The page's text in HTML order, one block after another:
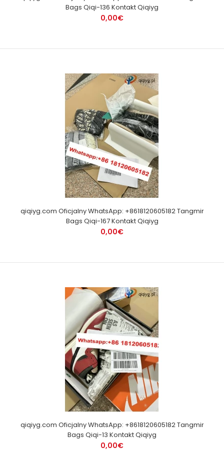
Bags Qiqi-136 Kontakt Qiqiyg
0,00€
qiqiyg.com Oficjalny WhatsApp: +8618120605182 Tangmir
Bags Qiqi-167 Kontakt Qiqiyg
0,00€
qiqiyg.com Oficjalny WhatsApp: +8618120605182 Tangmir
Bags Qiqi-13 Kontakt Qiqiyg
0,00€